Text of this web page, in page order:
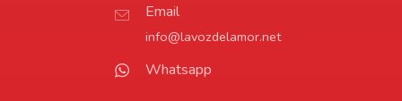
Email
info@lavozdelamor.net
Whatsapp